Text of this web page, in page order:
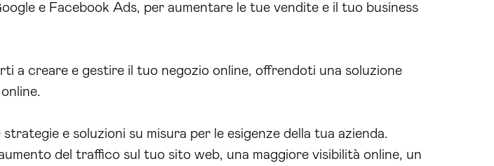
e Facebook Ads, per aumentare le tue vendite e il tuo business
a creare e gestire il tuo negozio online, offrendoti una soluzione
strategie e soluzioni su misura per le esigenze della tua azienda.
del traffico sul tuo sito web, una maggiore visibilità online, un